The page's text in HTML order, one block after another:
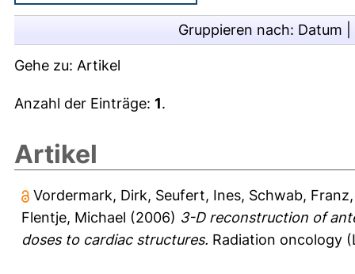
Gruppieren nach: Datum
Gehe zu: Artikel
Anzahl der Einträge: 1.
Artikel
Vordermark, Dirk, Seufert, Ines, Schwab, Franz
Flentje, Michael (2006) 3-D reconstruction of
doses to cardiac structures. Radiation oncology